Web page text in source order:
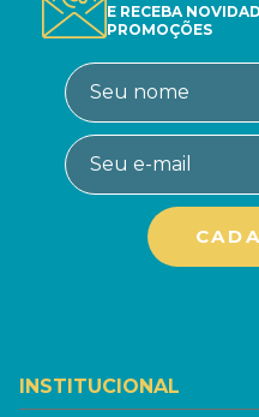
E RECEBA
PROMOÇÕES
INSTITUCIONAL